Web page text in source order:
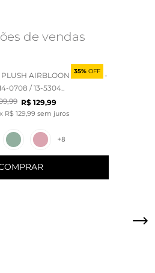
de vendas
35% OFF
AIRBLOON CLASSIC -
0708 / 13-5304..
,99 R$ 129,99
x R$ 129 99 sem juros
+8